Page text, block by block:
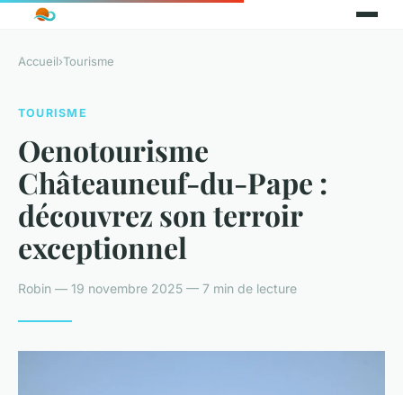
Accueil›Tourisme
TOURISME
Oenotourisme
Châteauneuf-du-Pape :
découvrez son terroir
exceptionnel
Robin — 19 novembre 2025 — 7 min de lecture